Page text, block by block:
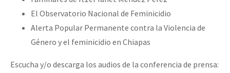
El Observatorio Nacional de Feminicidio
Alerta Popular Permanente contra la Violencia de
Género y el feminicidio en Chiapas
Escucha y/o descarga los audios de la conferencia de prensa: